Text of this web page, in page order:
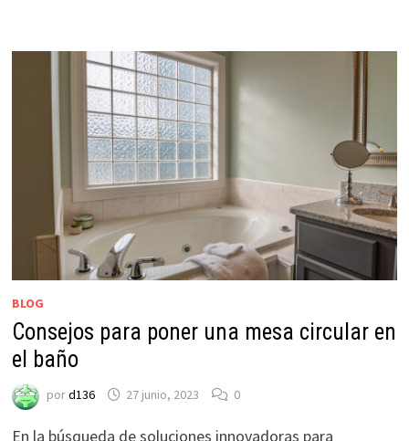
BLOG
Consejos para poner una mesa circular en
el baño
pord136 27 junio, 2023 0
En la búsqueda de soluciones innovadoras para